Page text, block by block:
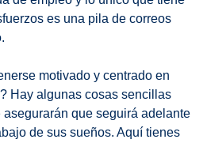
es una pila de correos
motivado y centrado en
Hay algunas cosas sencillas
que seguirá adelante
de sus sueños. Aquí tienes